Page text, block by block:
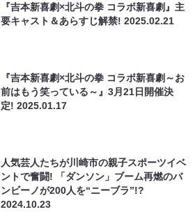
『吉本新喜劇×北斗の拳 コラボ新喜劇』主
要キャスト＆あらすじ解禁!2025.02.21
『吉本新喜劇×北斗の拳 コラボ新喜劇～お
前はもう笑っている～』3月21日開催決
定!2025.01.17
人気芸人たちが川崎市の親子スポーツイベ
ントで奮闘! 「ダンソン」ブーム再燃のバ
ンビーノが200人を“ニーブラ”!?
2024.10.23